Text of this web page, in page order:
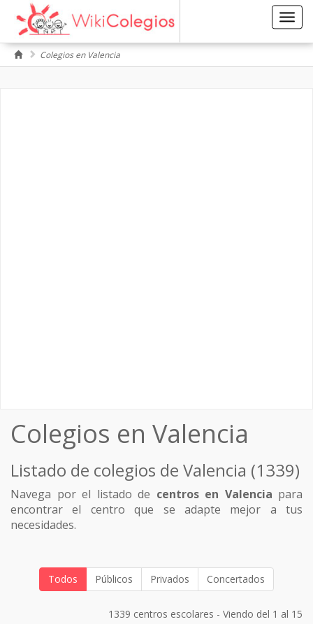
Colegios en Valencia
Colegios en Valencia
Listado de colegios de Valencia (1339)
Navega por el listado de centros en Valencia para
encontrar el centro que se adapte mejor a tus
necesidades.
Todos Públicos Privados Concertados
1339 centros escolares - Viendo del 1 al 15